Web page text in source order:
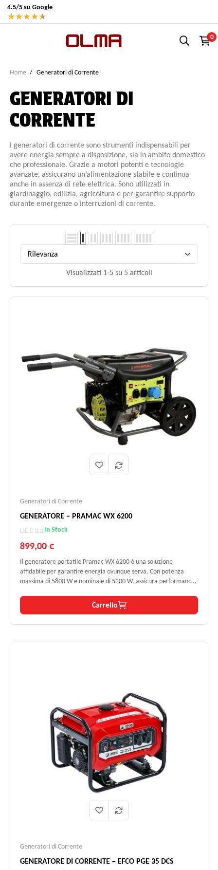
4.5/5 su Google
★★★★★
0
Home Generatori di Corrente
GENERATORI DI
CORRENTE
I generatori di corrente sono strumenti indispensabili per
avere energia sempre a disposizione, sia in ambito domestico
che professionale. Grazie a motori potenti e tecnologie
avanzate, assicurano un’alimentazione stabile e continua
anche in assenza di rete elettrica. Sono utilizzati in
giardinaggio, edilizia, agricoltura e per garantire supporto
durante emergenze o interruzioni di corrente.
Rilevanza
Visualizzati 1-5 su 5 articoli
Generatori di Corrente
GENERATORE – PRAMAC WX 6200
In Stock
899,00 €
Il generatore portatile Pramac WX 6200 è una soluzione
affidabile per garantire energia ovunque serva. Con potenza
massima di 5800 W e nominale di 5300 W, assicura performance
standard Stage V e regolazione AVR per una tensione stabile.
Ideale per usi domestici, emergenze e cantieri.
Carrello
Generatori di Corrente
GENERATORE DI CORRENTE – EFCO PGE 35 DCS